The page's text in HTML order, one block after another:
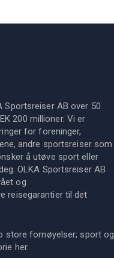
Sportsreiser AB over 50
200 millioner. Vi er
for foreninger,
andre sportsreiser som
å utøve sport eller
OLKA Sportsreiser AB
og
reisegarantier til det
store fornøyelser; sport og
her.